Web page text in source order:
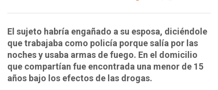
El sujeto habría engañado a su esposa, diciéndole
que trabajaba como policía porque salía por las
noches y usaba armas de fuego. En el domicilio
que compartían fue encontrada una menor de 15
años bajo los efectos de las drogas.